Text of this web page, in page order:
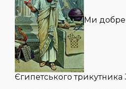
Ми добре
Єгипетського трикутника